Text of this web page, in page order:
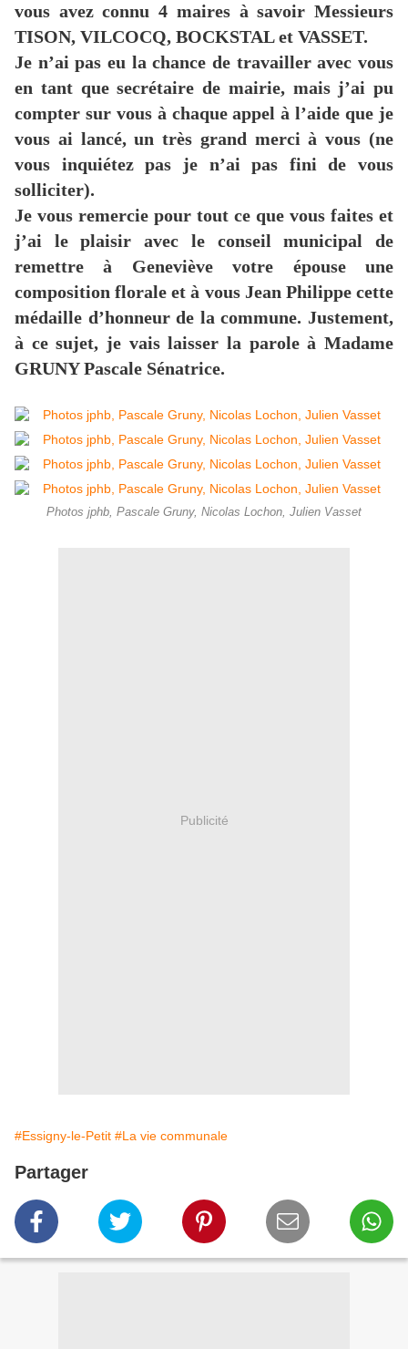
vous avez connu 4 maires à savoir Messieurs
TISON, VILCOCQ, BOCKSTAL et VASSET.
Je n’ai pas eu la chance de travailler avec vous
en tant que secrétaire de mairie, mais j’ai pu
compter sur vous à chaque appel à l’aide que je
vous ai lancé, un très grand merci à vous (ne
vous inquiétez pas je n’ai pas fini de vous
solliciter).
Je vous remercie pour tout ce que vous faites et
j’ai le plaisir avec le conseil municipal de
remettre à Geneviève votre épouse une
composition florale et à vous Jean Philippe cette
médaille d’honneur de la commune. Justement,
à ce sujet, je vais laisser la parole à Madame
GRUNY Pascale Sénatrice.
Photos jphb, Pascale Gruny, Nicolas Lochon, Julien Vasset
Publicité
#Essigny-le-Petit #La vie communale
Partager